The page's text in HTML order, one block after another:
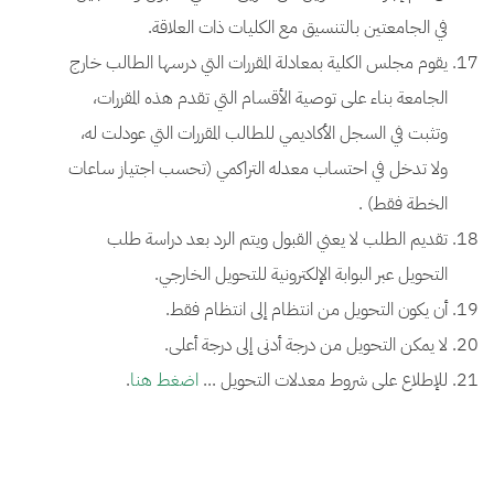
في الجامعتين بالتنسيق مع الكليات ذات العلاقة.
يقوم مجلس الكلية بمعادلة المقررات التي درسها الطالب خارج
الجامعة بناء على توصية الأقسام التي تقدم هذه المقررات،
وتثبت في السجل الأكاديمي للطالب المقررات التي عودلت له،
ولا تدخل في احتساب معدله التراكمي (تحسب اجتياز ساعات
الخطة فقط) .
تقديم الطلب لا يعني القبول ويتم الرد بعد دراسة طلب
التحويل عبر البوابة الإلكترونية للتحويل الخارجي.
أن يكون التحويل من انتظام إلى انتظام فقط.
لا يمكن التحويل من درجة أدنى إلى درجة أعلى.
للإطلاع على شروط معدلات التحويل ... اضغط هنا.